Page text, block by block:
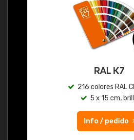
RAL K7
216 colores RAL
5 x 15 cm,
Info / pedido